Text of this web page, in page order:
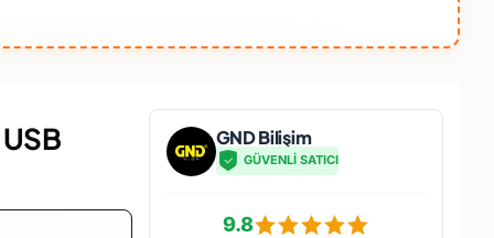
GND Bilişim
GÜVENLİ SATICI
9.8